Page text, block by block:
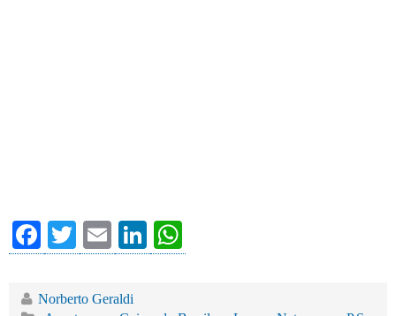
Fa
ce
bo
T
wi
tte
E
m
ail
Li
nk ha
Norberto Geraldi